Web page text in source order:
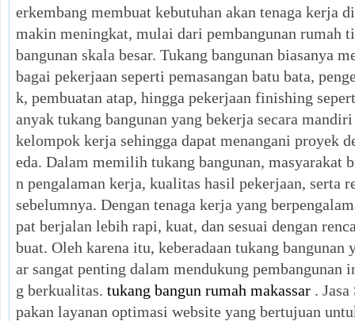
erkembang membuat kebutuhan akan tenaga kerja
makin meningkat, mulai dari pembangunan rumah
bangunan skala besar. Tukang bangunan biasanya
bagai pekerjaan seperti pemasangan batu bata,
k, pembuatan atap, hingga pekerjaan finishing
anyak tukang bangunan yang bekerja secara
kelompok kerja sehingga dapat menangani proyek
eda. Dalam memilih tukang bangunan, masyarakat
n pengalaman kerja, kualitas hasil pekerjaan, serta
sebelumnya. Dengan tenaga kerja yang
pat berjalan lebih rapi, kuat, dan sesuai dengan
buat. Oleh karena itu, keberadaan tukang
ar sangat penting dalam mendukung pembangunan
g berkualitas. tukang bangun rumah makassar .
pakan layanan optimasi website yang bertujuan